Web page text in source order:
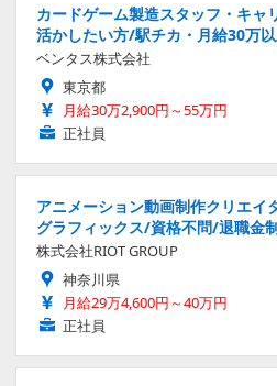
カードゲーム製造スタッフ・キャ
活かしたい方/駅チカ・月給30万
ベンタス株式会社
東京都
月給30万2,900円～55万円
正社員
アニメーション動画制作クリエ
グラフィックス/資格不問/退職金
株式会社RIOT GROUP
神奈川県
月給29万4,600円～40万円
正社員